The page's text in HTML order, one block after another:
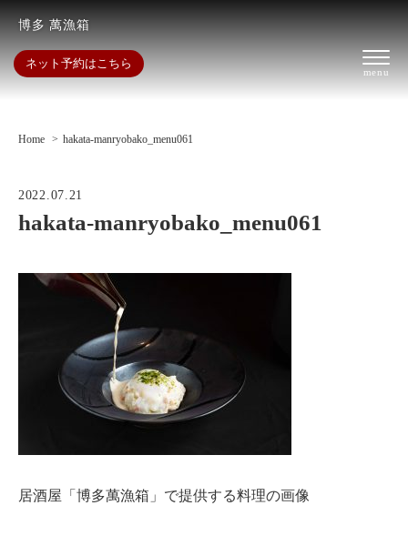
博多 萬漁箱
ネット予約はこちら
Home hakata-manryobako_menu061
2022.07.21
hakata-manryobako_menu061
居酒屋「博多萬漁箱」で提供する料理の画像